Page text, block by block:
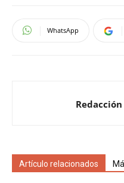
WhatsApp
Artículo relacionados